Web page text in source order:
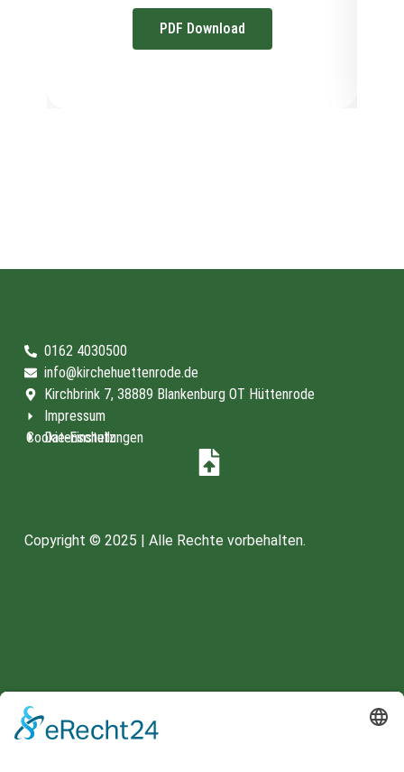
PDF Download
Copyright © 2025 | Alle Rechte vorbehalten.
0162 4030500
info@kirchehuettenrode.de
Kirchbrink 7, 38889 Blankenburg OT Hüttenrode
Impressum
Datenschutz
Cookie-Einstellungen